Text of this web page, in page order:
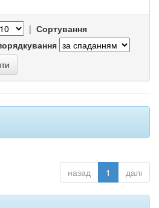
| Сортування
назад 1 далі